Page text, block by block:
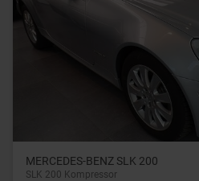
MERCEDES-BENZ SLK 200
SLK 200 Kompressor